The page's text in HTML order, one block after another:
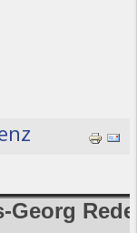
Georg